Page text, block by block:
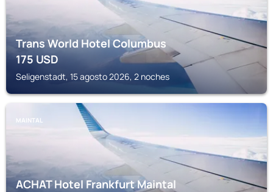
Trans World Hotel Columbus
175USD
Seligenstadt, 15 agosto 2026, 2 noches
MAINTAL
ACHAT Hotel Frankfurt Maintal